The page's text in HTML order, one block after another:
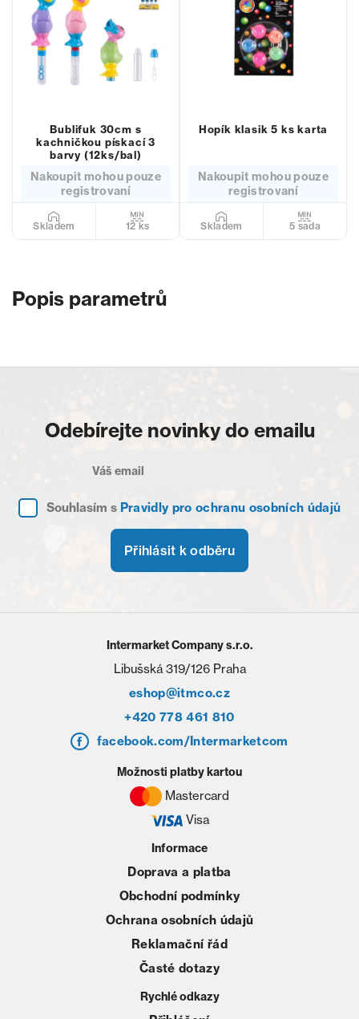
Bublifuk 30cm s
kachničkou pískací 3
barvy (12ks/bal)
Nakoupit mohou pouze
registrovaní
Skladem 12 ks
Hopík klasik 5 ks karta
Nakoupit mohou pouze
registrovaní
Skladem 5 sada
Popis parametrů
Odebírejte novinky do emailu
Souhlasím s Pravidly pro ochranu osobních údajů
Přihlásit k odběru
Intermarket Company s.r.o.
Libušská 319/126 Praha
eshop@itmco.cz
+420 778 461 810
facebook.com/Intermarketcom
Informace
Doprava a platba
Obchodní podmínky
Ochrana osobních údajů
Reklamační řád
Časté dotazy
Rychlé odkazy
Možnosti platby kartou
Mastercard
Visa